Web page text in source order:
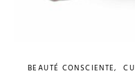
BEAUTÉ CONSCIENTE